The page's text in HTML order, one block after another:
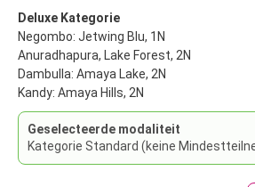
Deluxe Kategorie
Negombo: Jetwing Blu, 1N
Anuradhapura, Lake Forest, 2N
Dambulla: Amaya Lake, 2N
Kandy: Amaya Hills, 2N
Geselecteerde modaliteit
Kategorie Standard (keine